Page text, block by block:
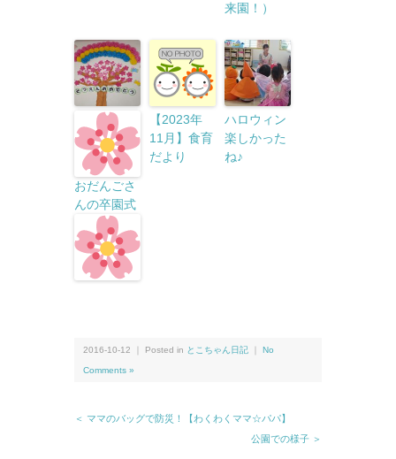
来園！）
おだんごさ
んの卒園式
【2023年
11月】食育
だより
ハロウィン
楽しかった
ね♪
2016-10-12 ｜ Posted in とこちゃん日記 No
Comments »
＜ ママのバッグで防災！【わくわくママ☆パパ】
公園での様子 ＞